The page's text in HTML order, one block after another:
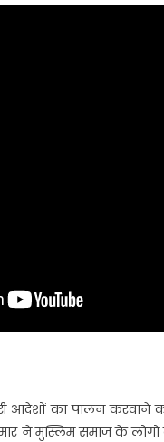
आदेशों का पालन करवाने
कुमार ने मुस्लिम समाज के